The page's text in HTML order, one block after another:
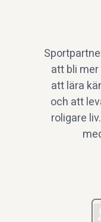
att bli
att lära
och att
roligare